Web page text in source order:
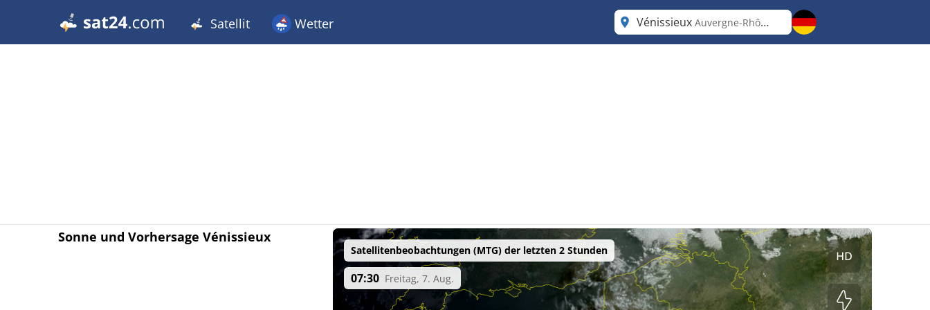
Satellit Wetter Vénissieux Auvergne-Rhône-Alpes
Sonne und Vorhersage Vénissieux
Satellitenbeobachtungen (MTG) der letzten 2 Stunden
07:30 Freitag, 7. Aug.